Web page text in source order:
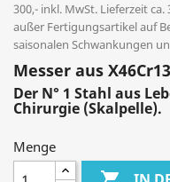
300,- inkl. MwSt. Lieferzeit
außer Fertigungsartikel auf
saisonalen Schwankungen
Messer aus
Der N° 1 Stahl aus
Chirurgie (Skalpelle).
Menge